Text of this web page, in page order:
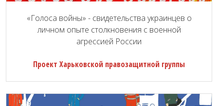
«Голоса войны» - свидетельства украинцев о
личном опыте столкновения с военной
агрессией России
Проект Харьковской правозащитной группы